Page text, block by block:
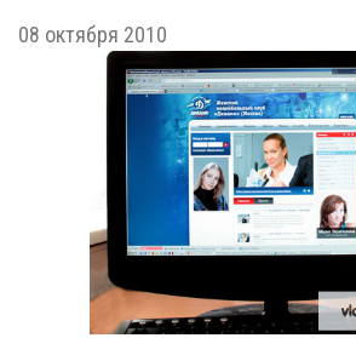
08 октября 2010